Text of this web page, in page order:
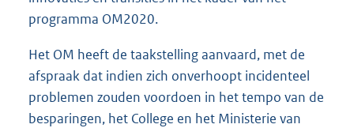
programma OM2020.
Het OM heeft de taakstelling aanvaard, met de
afspraak dat indien zich onverhoopt incidenteel
problemen zouden voordoen in het tempo van de
besparingen, het College en het Ministerie van